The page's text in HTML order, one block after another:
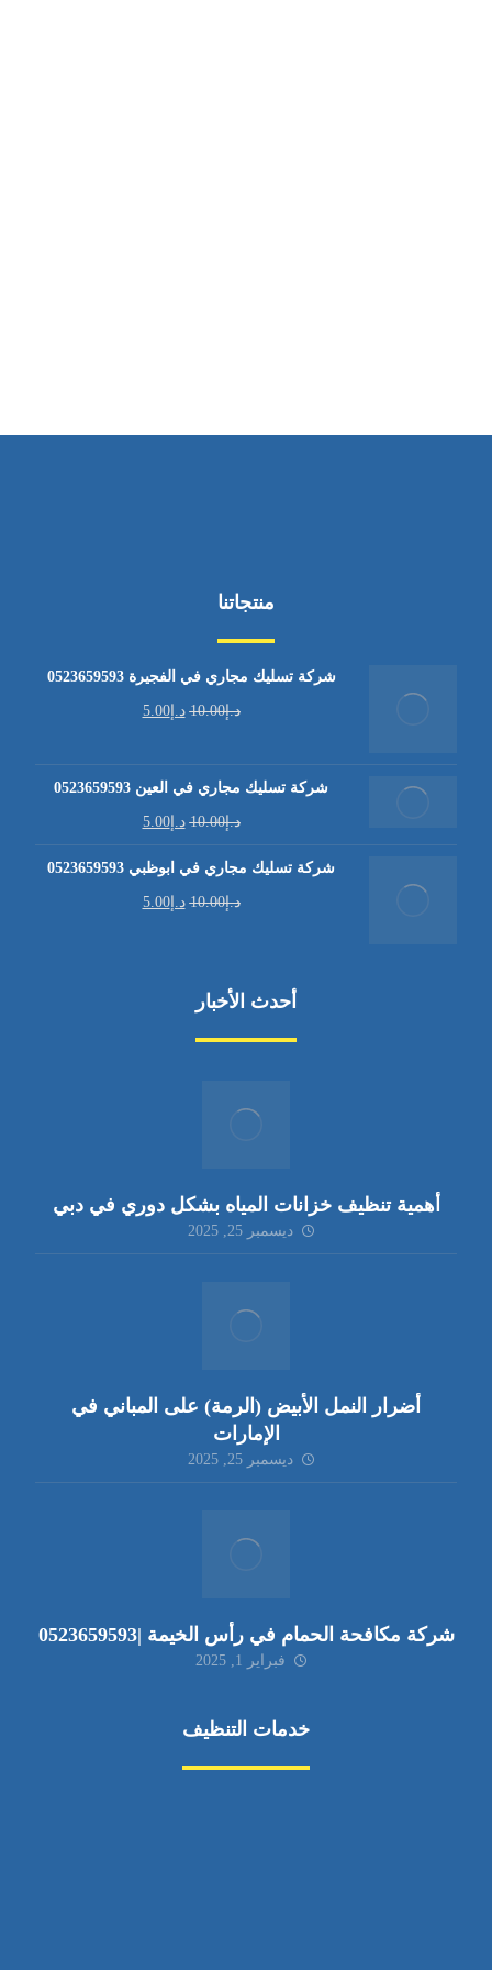
منتجاتنا
شركة تسليك مجاري في الفجيرة 0523659593
د.إ10.00 د.إ5.00
شركة تسليك مجاري في العين 0523659593
د.إ10.00 د.إ5.00
شركة تسليك مجاري في ابوظبي 0523659593
د.إ10.00 د.إ5.00
أحدث الأخبار
أهمية تنظيف خزانات المياه بشكل دوري في دبي
ديسمبر 25, 2025
أضرار النمل الأبيض (الرمة) على المباني في
الإمارات
ديسمبر 25, 2025
شركة مكافحة الحمام في رأس الخيمة |0523659593
فبراير 1, 2025
خدمات التنظيف